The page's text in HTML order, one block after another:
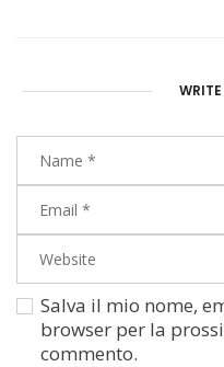
Salva il mio nome,
browser per la
commento.